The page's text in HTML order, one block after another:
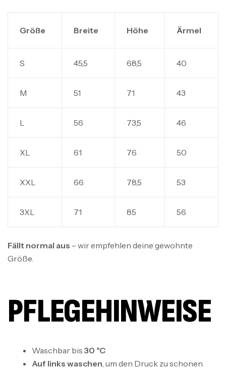
Größe Breite Höhe Ärmel
S 45,5 68,5 40
M 51 71 43
L 56 73,5 46
XL 61 76 50
XXL 66 78,5 53
3XL 71 85 56
Fällt normal aus – wir empfehlen deine gewohnte
Größe.
PFLEGEHINWEISE
Waschbar bis 30 °C
Auf links waschen, um den Druck zu schonen